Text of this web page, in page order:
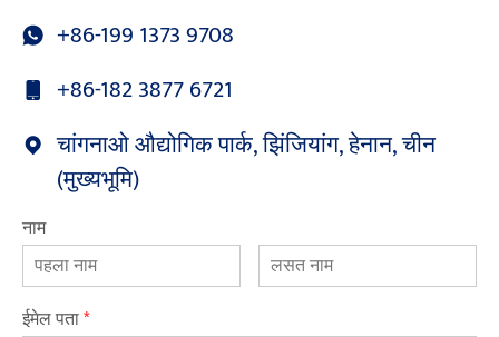
+86-199 1373 9708
+86-182 3877 6721
चांगनाओ औद्योगिक पार्क, झिंजियांग, हेनान, चीन
(मुख्यभूमि)
नाम
ईमेल पता*